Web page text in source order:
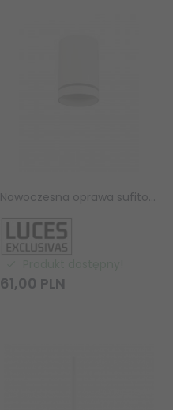
Nowoczesna oprawa sufitowa natynkowa okrągła tuba biała Luces Exlusivas
61,00 PLN